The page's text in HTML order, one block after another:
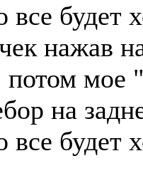
все будет
нажав
потом мое
на
все будет